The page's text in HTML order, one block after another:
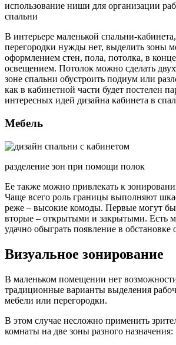
использование ниши для организации
спальни
В интерьере маленькой спальни-
перегородки нужды нет, выделить зоны
оформлением стен, пола, потолка, в
освещением. Потолок можно сделать
зоне спальни обустроить подиум или
как в кабинетной части будет постелен
интересных идей дизайна кабинета в
Мебель
разделение зон при помощи полок
Ее также можно привлекать к
Чаще всего роль границы выполняют
реже – высокие комоды. Первые могут
вторые – открытыми и закрытыми. Есть
удачно обыграть появление в обстановке
Визуальное зонирование
В маленьком помещении нет
традиционные варианты выделения
мебели или перегородки.
В этом случае несложно применить
комнаты на две зоны разного назначения: